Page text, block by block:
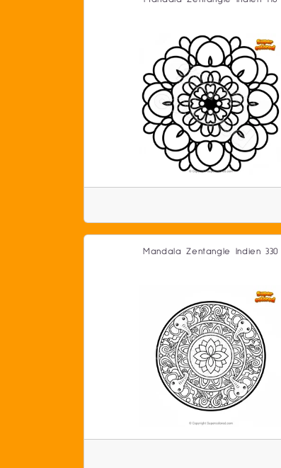
Mandala Zentangle Indien 330